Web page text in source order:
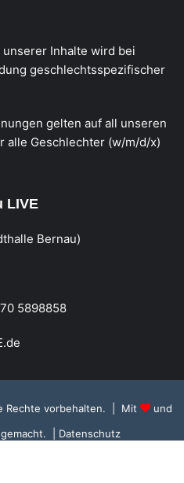
Inhalte wird bei
geschlechtsspezifischer
gelten auf all unseren
alle Geschlechter (w/m/d/x)
LIVE
Bernau)
5898858
Rechte vorbehalten. | Mit
und
| Datenschutz